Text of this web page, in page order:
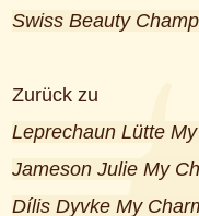
Swiss Beauty
Zurück zu
Leprechaun Lütte
Jameson Julie My
Dílis Dyvke My